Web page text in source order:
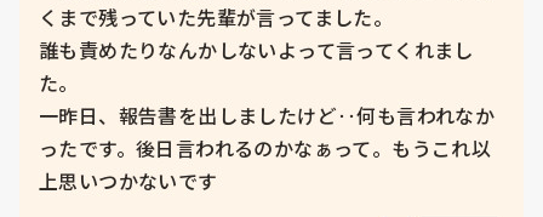
くまで残っていた先輩が言ってました。
誰も責めたりなんかしないよって言ってくれまし
た。
一昨日、報告書を出しましたけど‥何も言われなか
ったです。後日言われるのかなぁって。もうこれ以
上思いつかないです